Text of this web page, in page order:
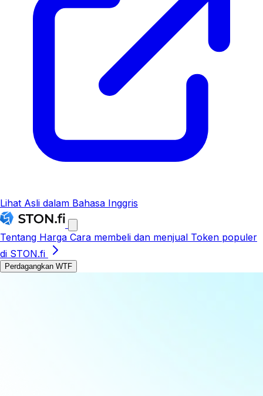
Lihat Asli dalam Bahasa Inggris
Tentang Harga Cara membeli dan menjual Token populer
di STON.fi
Perdagangkan WTF